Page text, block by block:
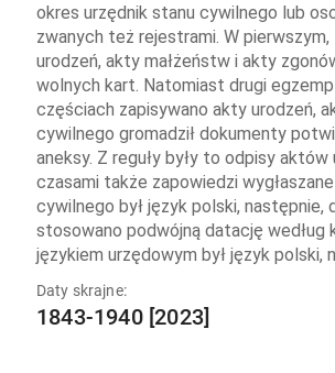
okres urzędnik stanu cywilnego lub
zwanych też rejestrami. W
urodzeń, akty małżeństw i akty
wolnych kart. Natomiast drugi
częściach zapisywano akty urodzeń,
cywilnego gromadził dokumenty
aneksy. Z reguły były to odpisy
czasami także zapowiedzi
cywilnego był język polski, następnie,
stosowano podwójną datację według
językiem urzędowym był język
Daty skrajne:
1843-1940 [2023]